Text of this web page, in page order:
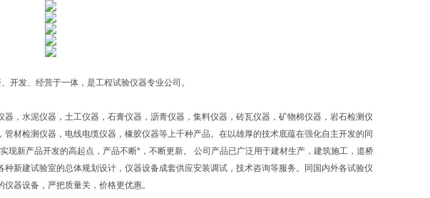
开发、经营于一体，是工程试验仪器专业公司。
，水泥仪器，土工仪器，石膏仪器，沥青仪器，集料仪器，砖瓦仪器，矿物棉仪器，岩石检测仪
材检测仪器，电线电缆仪器，橡胶仪器等上千种产品。在以雄厚的技术底蕴在强化自主开发的同
现新产品开发的高起点，产品不断*，不断更新。 公司产品已广泛用于建材生产，建筑施工，道桥
新建试验室的总体规划设计，仪器设备成套供应安装调试，技术咨询等服务。同国内外各试验仪
器设备，严把质量关，价格更优惠。